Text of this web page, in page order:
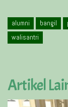
alumni bangil
walisantri
Artikel